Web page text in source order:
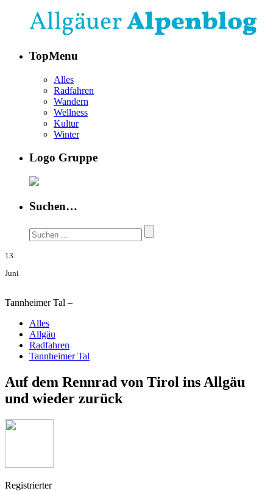
TopMenu
Alles
Radfahren
Wandern
Wellness
Kultur
Winter
Logo Gruppe
Suchen…
13.
Juni
Tannheimer Tal –
Alles
Allgäu
Radfahren
Tannheimer Tal
Auf dem Rennrad von Tirol ins Allgäu
und wieder zurück
Registrierter